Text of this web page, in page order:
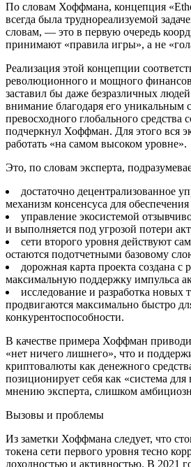
По словам Хоффмана, концепция
всегда была труднореализуемой
словам, — это в первую очередь
принимают «правила игры», а не
Реализация этой концепции
революционного и мощного
заставил бы даже безразличных
внимание благодаря его уникальным
превосходного глобального средства
подчеркнул Хоффман. Для этого вся
работать «на самом высоком уровне».
Это, по словам эксперта,
достаточно децентрализованное
механизм консенсуса для
управление экосистемой
и выполняется под угрозой потери
сети второго уровня действуют
остаются подотчетными базовому
дорожная карта проекта создана с
максимальную поддержку импульса
исследование и разработка новых
продвигаются максимально быстро
конкурентоспособности.
В качестве примера Хоффман
«нет ничего лишнего», что и
криптовалюты как денежного
позиционирует себя как «система для
мнению эксперта, слишком
Вызовы и проблемы
Из заметки Хоффмана следует, что
токена сети первого уровня тесно
доходностью и активностью. В 2021